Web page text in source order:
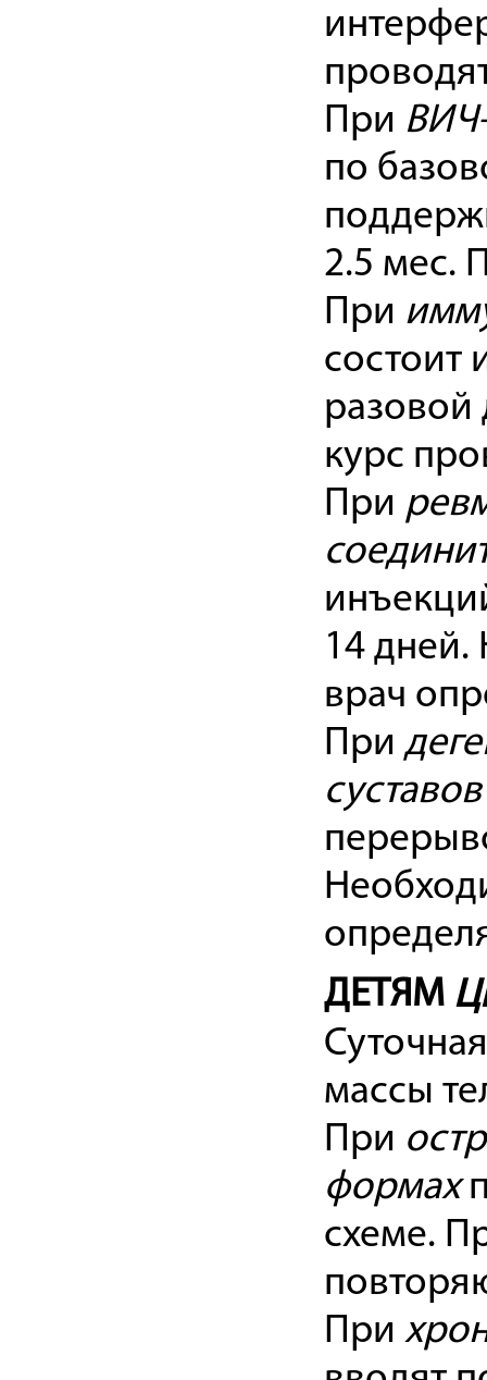
При
по
2.5 мес.
При
состоит
разовой
курс
При
14 дней.
врач
При
суставов
ДЕТЯМ
массы
При
формах
схеме.
При